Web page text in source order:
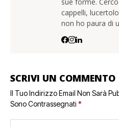
cappelli,
non ho paura di
SCRIVI UN COMMENTO
Il Tuo Indirizzo Email Non Sarà
Sono Contrassegnati *